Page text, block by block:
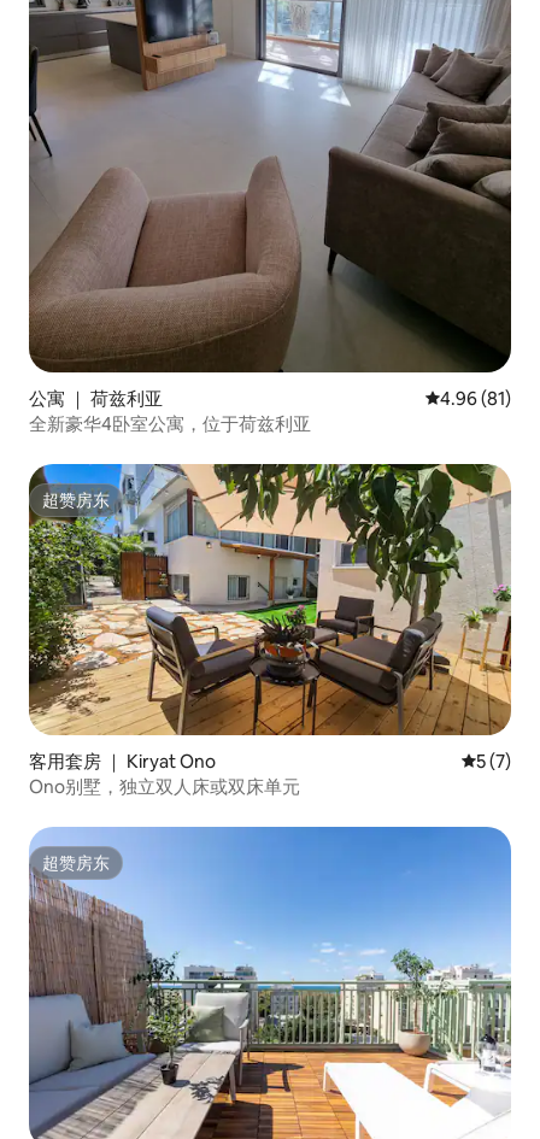
公寓 ｜ 荷兹利亚 平均评分
4.96 (81)
全新豪华4卧室公寓，位于荷兹利亚
超赞房东
超赞房东
客用套房 ｜ Kiryat Ono 平均评分
5 (7)
Ono别墅，独立双人床或双床单元
超赞房东
超赞房东